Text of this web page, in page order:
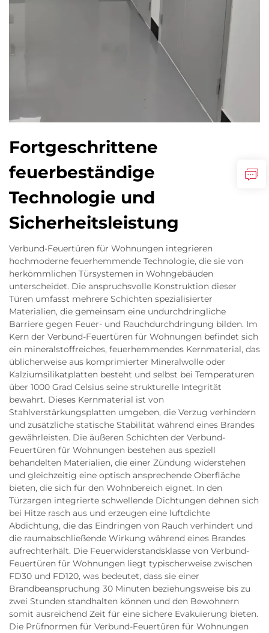
Fortgeschrittene
feuerbeständige
Technologie und
Sicherheitsleistung
Verbund-Feuertüren für Wohnungen integrieren
hochmoderne feuerhemmende Technologie, die sie von
herkömmlichen Türsystemen in Wohngebäuden
unterscheidet. Die anspruchsvolle Konstruktion dieser
Türen umfasst mehrere Schichten spezialisierter
Materialien, die gemeinsam eine undurchdringliche
Barriere gegen Feuer- und Rauchdurchdringung bilden. Im
Kern der Verbund-Feuertüren für Wohnungen befindet sich
ein mineralstoffreiches, feuerhemmendes Kernmaterial, das
üblicherweise aus komprimierter Mineralwolle oder
Kalziumsilikatplatten besteht und selbst bei Temperaturen
über 1000 Grad Celsius seine strukturelle Integrität
bewahrt. Dieses Kernmaterial ist von
Stahlverstärkungsplatten umgeben, die Verzug verhindern
und zusätzliche statische Stabilität während eines Brandes
gewährleisten. Die äußeren Schichten der Verbund-
Feuertüren für Wohnungen bestehen aus speziell
behandelten Materialien, die einer Zündung widerstehen
und gleichzeitig eine optisch ansprechende Oberfläche
bieten, die sich für den Wohnbereich eignet. In den
Türzargen integrierte schwellende Dichtungen dehnen sich
bei Hitze rasch aus und erzeugen eine luftdichte
Abdichtung, die das Eindringen von Rauch verhindert und
die raumabschließende Wirkung während eines Brandes
aufrechterhält. Die Feuerwiderstandsklasse von Verbund-
Feuertüren für Wohnungen liegt typischerweise zwischen
FD30 und FD120, was bedeutet, dass sie einer
Brandbeanspruchung 30 Minuten beziehungsweise bis zu
zwei Stunden standhalten können und den Bewohnern
somit ausreichend Zeit für eine sichere Evakuierung bieten.
Die Prüfnormen für Verbund-Feuertüren für Wohnungen